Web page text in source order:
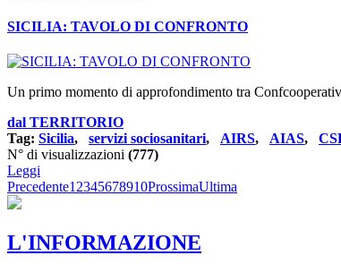
SICILIA: TAVOLO DI CONFRONTO
Un primo momento di approfondimento tra
dal TERRITORIO
Tag: Sicilia, servizi sociosanitari, AIRS, AIAS,
N° di visualizzazioni (777)
Leggi
Precedente12345678910ProssimaUltima
L'INFORMAZIONE